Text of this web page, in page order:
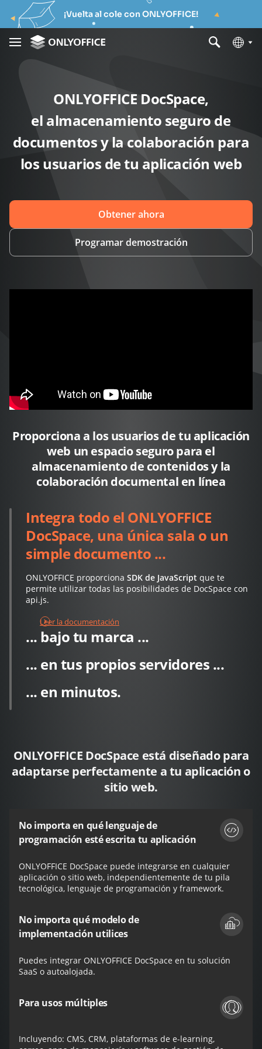
¡Vuelta al cole con ONLYOFFICE!
ONLYOFFICE DocSpace,
el almacenamiento seguro de
documentos y la colaboración para
los usuarios de tu aplicación web
Obtener ahora
Programar demostración
Proporciona a los usuarios de tu aplicación
web un espacio seguro para el
almacenamiento de contenidos y la
colaboración documental en línea
Integra todo el ONLYOFFICE
DocSpace, una única sala o un
simple documento ...
ONLYOFFICE proporciona SDK de JavaScript que te
permite utilizar todas las posibilidades de DocSpace con
api.js.
Leer la documentación
... bajo tu marca ...
... en tus propios servidores ...
... en minutos.
ONLYOFFICE DocSpace está diseñado para
adaptarse perfectamente a tu aplicación o
sitio web.
No importa en qué lenguaje de
programación esté escrita tu aplicación
ONLYOFFICE DocSpace puede integrarse en cualquier
aplicación o sitio web, independientemente de tu pila
tecnológica, lenguaje de programación y framework.
No importa qué modelo de
implementación utilices
Puedes integrar ONLYOFFICE DocSpace en tu solución
SaaS o autoalojada.
Para usos múltiples
Incluyendo: CMS, CRM, plataformas de e-learning,